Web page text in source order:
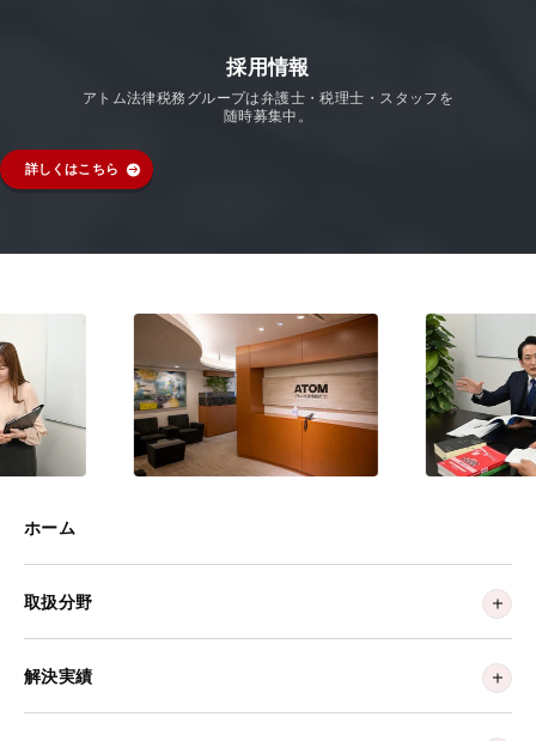
採用情報
アトム法律税務グループは弁護士・税理士・スタッフを
随時募集中。
詳しくはこちら
ホーム
取扱分野
解決実績